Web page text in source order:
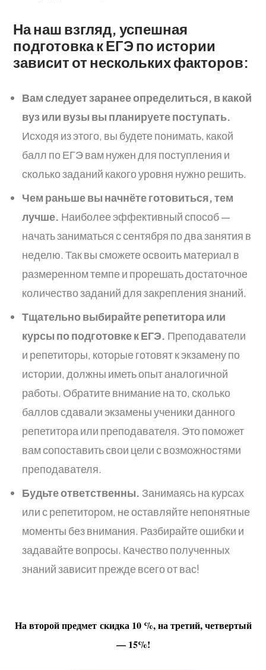
На наш взгляд, успешная
подготовка к ЕГЭ по истории
зависит от нескольких факторов:
Вам следует заранее определиться, в какой
вуз или вузы вы планируете поступать.
Исходя из этого, вы будете понимать, какой
балл по ЕГЭ вам нужен для поступления и
сколько заданий какого уровня нужно решить.
Чем раньше вы начнёте готовиться, тем
лучше. Наиболее эффективный способ —
начать заниматься с сентября по два занятия в
неделю. Так вы сможете освоить материал в
размеренном темпе и прорешать достаточное
количество заданий для закрепления знаний.
Тщательно выбирайте репетитора или
курсы по подготовке к ЕГЭ. Преподаватели
и репетиторы, которые готовят к экзамену по
истории, должны иметь опыт аналогичной
работы. Обратите внимание на то, сколько
баллов сдавали экзамены ученики данного
репетитора или преподавателя. Это поможет
вам сопоставить свои цели с возможностями
преподавателя.
Будьте ответственны. Занимаясь на курсах
или с репетитором, не оставляйте непонятные
моменты без внимания. Разбирайте ошибки и
задавайте вопросы. Качество полученных
знаний зависит прежде всего от вас!
На второй предмет скидка 10 %, на третий, четвертый
— 15%!